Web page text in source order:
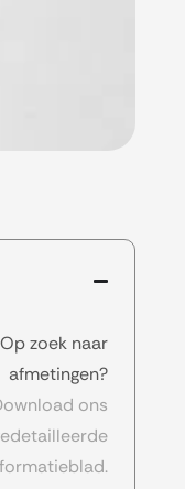
Op zoek naar
afmetingen?
ons